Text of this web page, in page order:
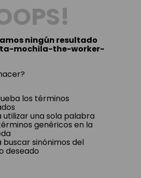
ningún resultado
mochila-the-worker-
los términos
utilizar una sola palabra
genéricos en la
buscar sinónimos del
deseado